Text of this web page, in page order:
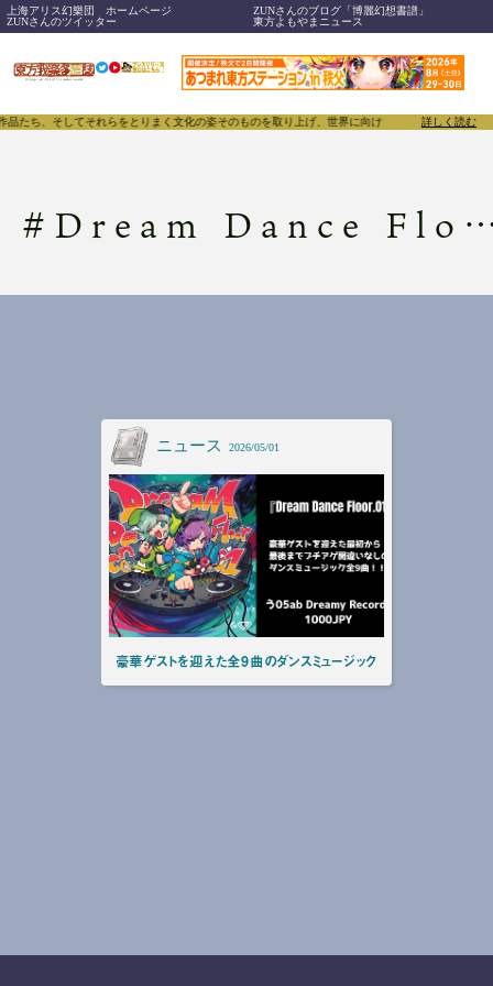
上海アリス幻樂団 ホームページ
ZUNさんのブログ「博麗幻想書譜」
ZUNさんのツイッター
東方よもやまニュース
ち、そしてそれらをとりまく文化の姿そのものを取り上げ、世界に向けて誇らしく発信する
詳しく読む
# Dream Dance Floor.01
ニュース 2026/05/01
豪華ゲストを迎えた全9曲のダンスミュージック